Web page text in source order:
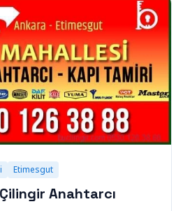
Etimesgut
Anahtarcı